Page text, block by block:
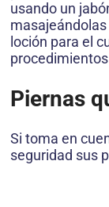
usando un
loción para el
Piernas
Si toma en
seguridad sus